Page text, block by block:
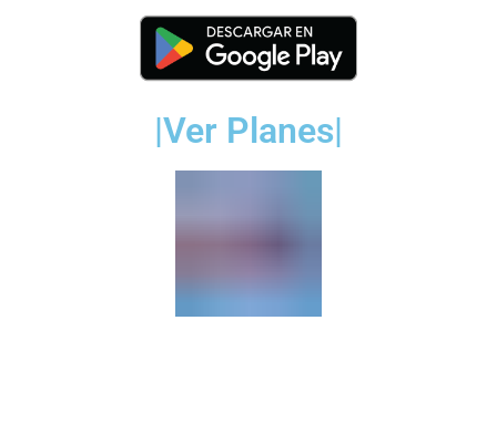
|Ver Planes|